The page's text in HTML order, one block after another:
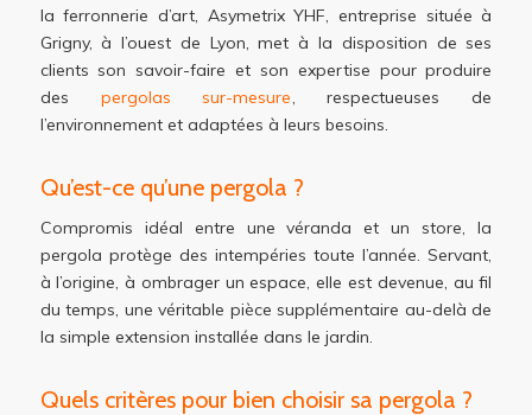
la ferronnerie d’art, Asymetrix YHF, entreprise située à
Grigny, à l’ouest de Lyon, met à la disposition de ses
clients son savoir-faire et son expertise pour produire
des pergolas sur-mesure, respectueuses de
l’environnement et adaptées à leurs besoins.
Qu’est-ce qu’une pergola ?
Compromis idéal entre une véranda et un store, la
pergola protège des intempéries toute l’année. Servant,
à l’origine, à ombrager un espace, elle est devenue, au fil
du temps, une véritable pièce supplémentaire au-delà de
la simple extension installée dans le jardin.
Quels critères pour bien choisir sa pergola ?